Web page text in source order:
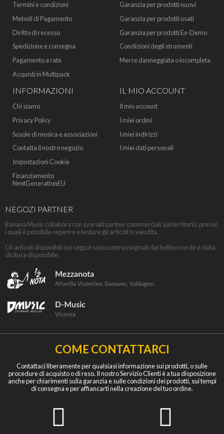
Termini e condizioni
Metodi di Pagamento
Diritto di recesso
Spedizione e consegna
Pagamento a rate
Acquisti in Multipack
Garanzia per prodotti nuovi
Garanzia per prodotti usati
Garanzia per prodotti Ex-Demo
Condizioni degli strumenti
Merce danneggiata o incompleta
INFORMAZIONI
Chi siamo
Privacy Policy
Scuole di musica e associazioni
Contatta il nostro negozio
Impostazioni Cookie
Finanziamento
NextGenerationEU
IL MIO ACCOUNT
Il mio account
I miei ordini
I miei indirizzi
I miei dati personali
NEGOZI PARTNER
Banana Music collabora con svariati partner commerciali sul territorio, presso
i quali è possibile reperire e testare gli articoli in vendita.
Gli articoli disponibili nei negozi sono contrassegnati dal bollino verde e dalla
dicitura disponibile.
COME CONTATTARCI
Contattaci liberamente per qualsiasi informazione sui prodotti, o sulle
procedure di acquisto o di reso. Il nostro Servizio Clienti è a tua disposizione
anche per chiarimenti sulla garanzia e sulle condizioni dei prodotti, sui tempi
di consegna e per affiancarti nella creazione del tuo ordine.